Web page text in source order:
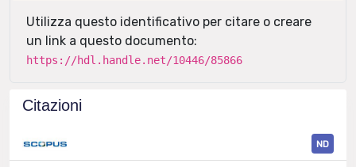
Utilizza questo identificativo per citare o creare
un link a questo documento:
https://hdl.handle.net/10446/85866
Citazioni
ND